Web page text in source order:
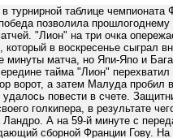
турнирной таблице чемпионата
позволила
"Лион" на три очка
в воскресенье сыграл
минуты матча, но Япи-Япо и
тайма "Лион"
ворот, а затем Малуда пробил
повести в счете.
голкипера, в результате
Ландро. А на 59-й минуте с
сборной Франции Гову.